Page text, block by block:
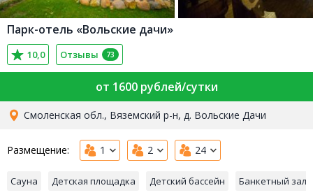
Парк-отель «Вольские дачи»
10,0 Отзывы 73
от 1600 рублей/сутки
Смоленская обл., Вяземский р-н, д. Вольские Дачи
Размещение: 1 2 24
Сауна Детская площадка Детский бассейн Банкетный зал